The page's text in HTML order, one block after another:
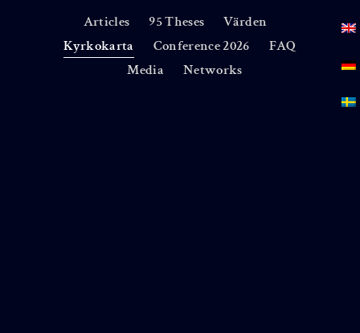
Articles 95 Theses
Värden
Kyrkokarta
Conference 2026
FAQ
Media
Networks